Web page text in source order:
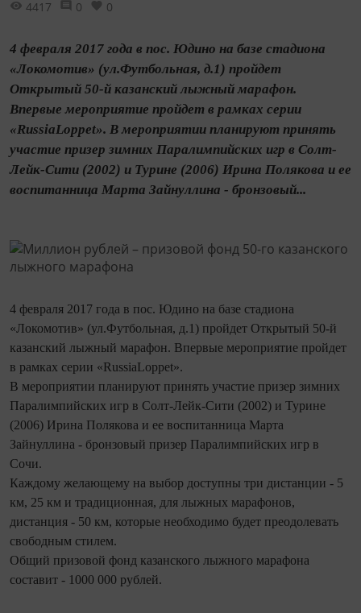
4417 0 0
4 февраля 2017 года в пос. Юдино на базе стадиона
«Локомотив» (ул.Футбольная, д.1) пройдет
Открытый 50-й казанский лыжный марафон.
Впервые мероприятие пройдет в рамках серии
«RussiaLoppet». В мероприятии планируют принять
участие призер зимних Паралимпийских игр в Солт-
Лейк-Сити (2002) и Турине (2006) Ирина Полякова и ее
воспитанница Марта Зайнуллина - бронзовый...
4 февраля 2017 года в пос. Юдино на базе стадиона
«Локомотив» (ул.Футбольная, д.1) пройдет Открытый 50-й
казанский лыжный марафон. Впервые мероприятие пройдет
в рамках серии «RussiaLoppet».
В мероприятии планируют принять участие призер зимних
Паралимпийских игр в Солт-Лейк-Сити (2002) и Турине
(2006) Ирина Полякова и ее воспитанница Марта
Зайнуллина - бронзовый призер Паралимпийских игр в
Сочи.
Каждому желающему на выбор доступны три дистанции - 5
км, 25 км и традиционная, для лыжных марафонов,
дистанция - 50 км, которые необходимо будет преодолевать
свободным стилем.
Общий призовой фонд казанского лыжного марафона
составит - 1000 000 рублей.